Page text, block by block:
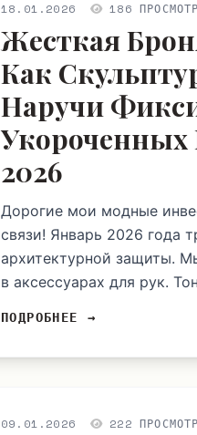
18.01.2026 186
Жесткая
Как
Наручи
Укороченных
2026
Дорогие мои модные
связи! Январь 2026 года
архитектурной защиты.
в аксессуарах для рук.
ПОДРОБНЕЕ →
09.01.2026 222